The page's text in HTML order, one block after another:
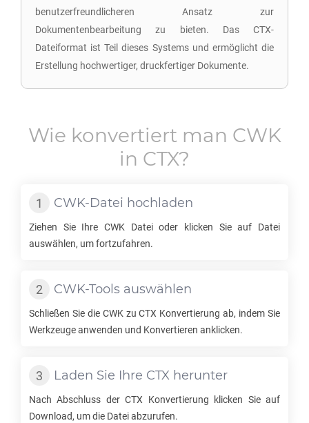
benutzerfreundlicheren Ansatz zur
Dokumentenbearbeitung zu bieten. Das CTX-
Dateiformat ist Teil dieses Systems und ermöglicht die
Erstellung hochwertiger, druckfertiger Dokumente.
Wie konvertiert man CWK
in CTX?
CWK-Datei hochladen
Ziehen Sie Ihre CWK Datei oder klicken Sie auf Datei
auswählen, um fortzufahren.
CWK-Tools auswählen
Schließen Sie die CWKzuCTX Konvertierung ab, indem Sie
Werkzeuge anwenden und Konvertieren anklicken.
Laden Sie Ihre CTX herunter
Nach Abschluss derCTX Konvertierung klicken Sie auf
Download, um die Datei abzurufen.